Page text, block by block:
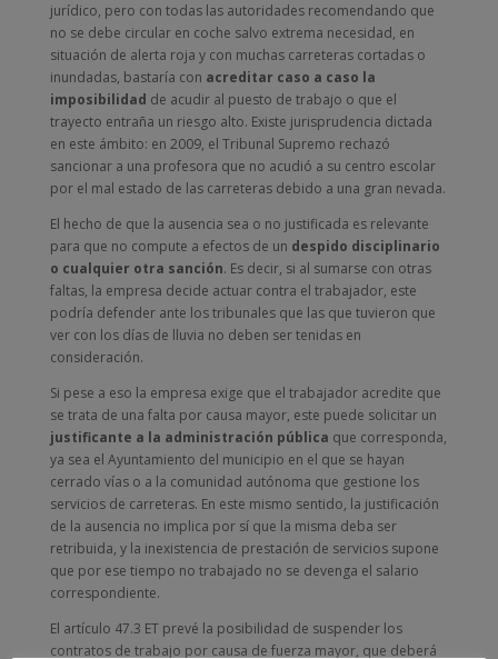
jurídico, pero con todas las autoridades recomendando que
no se debe circular en coche salvo extrema necesidad, en
situación de alerta roja y con muchas carreteras cortadas o
inundadas, bastaría con acreditar caso a caso la
imposibilidad de acudir al puesto de trabajo o que el
trayecto entraña un riesgo alto. Existe jurisprudencia dictada
en este ámbito: en 2009, el Tribunal Supremo rechazó
sancionar a una profesora que no acudió a su centro escolar
por el mal estado de las carreteras debido a una gran nevada.
El hecho de que la ausencia sea o no justificada es relevante
para que no compute a efectos de un despido disciplinario
o cualquier otra sanción. Es decir, si al sumarse con otras
faltas, la empresa decide actuar contra el trabajador, este
podría defender ante los tribunales que las que tuvieron que
ver con los días de lluvia no deben ser tenidas en
consideración.
Si pese a eso la empresa exige que el trabajador acredite que
se trata de una falta por causa mayor, este puede solicitar un
justificante a la administración pública que corresponda,
ya sea el Ayuntamiento del municipio en el que se hayan
cerrado vías o a la comunidad autónoma que gestione los
servicios de carreteras. En este mismo sentido, la justificación
de la ausencia no implica por sí que la misma deba ser
retribuida, y la inexistencia de prestación de servicios supone
que por ese tiempo no trabajado no se devenga el salario
correspondiente.
El artículo 47.3 ET prevé la posibilidad de suspender los
contratos de trabajo por causa de fuerza mayor, que deberá